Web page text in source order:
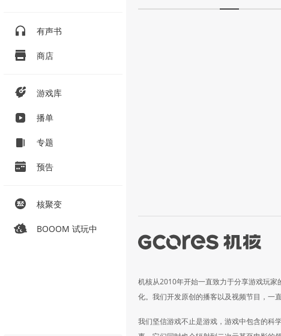
有声书
商店
游戏库
播单
专题
预告
核聚变
BOOOM 试玩中
机核从2010年开始一直致力于分享游戏玩
化。我们开发原创的播客以及视频节目，一
我们坚信游戏不止是游戏，游戏中包含的科